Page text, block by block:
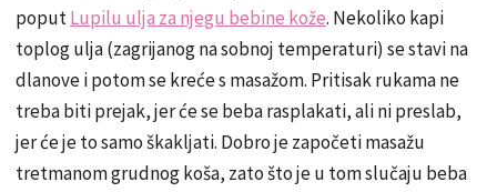
poputLupilu ulja za njegu bebine kože. Nekoliko kapi
toplog ulja (zagrijanog na sobnoj temperaturi) se stavi na
dlanove i potom se kreće s masažom. Pritisak rukama ne
treba biti prejak, jer će se beba rasplakati, ali ni preslab,
jer će je to samo škakljati. Dobro je započeti masažu
tretmanom grudnog koša, zato što je u tom slučaju beba